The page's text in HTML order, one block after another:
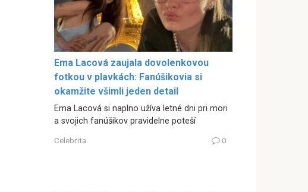
Ema Lacová zaujala dovolenkovou
fotkou v plavkách: Fanúšikovia si
okamžite všimli jeden detail
Ema Lacová si naplno užíva letné dni pri mori
a svojich fanúšikov pravidelne poteší
Celebrita 0